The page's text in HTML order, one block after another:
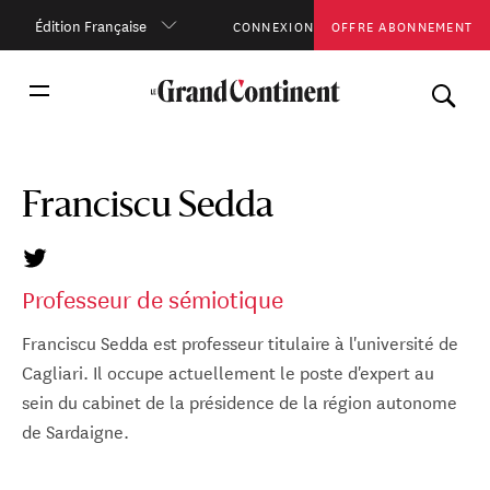
Édition Française CONNEXION OFFRE ABONNEMENT
Franciscu Sedda
Professeur de sémiotique
Franciscu Sedda est professeur titulaire à l'université de
Cagliari. Il occupe actuellement le poste d'expert au
sein du cabinet de la présidence de la région autonome
de Sardaigne.